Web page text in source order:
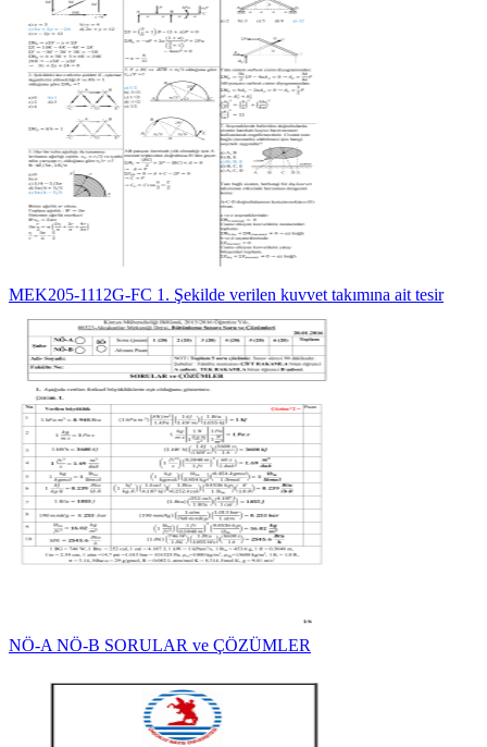
MEK205-1112G-FC 1. Şekilde verilen kuvvet takımına ait tesir
NÖ-A NÖ-B SORULAR ve ÇÖZÜMLER